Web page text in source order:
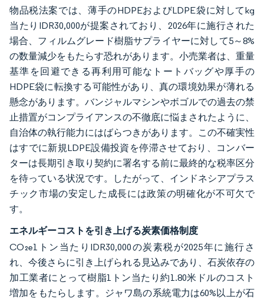
物品税法案では、薄手のHDPEおよびLDPE袋に対してkg
当たりIDR30,000が提案されており、2026年に施行された
場合、フィルムグレード樹脂サプライヤーに対して5～8%
の数量減少をもたらす恐れがあります。小売業者は、重量
基準を回避できる再利用可能なトートバッグや厚手の
HDPE袋に転換する可能性があり、真の環境効果が薄れる
懸念があります。バンジャルマシンやボゴルでの過去の禁
止措置がコンプライアンスの不徹底に悩まされたように、
自治体の執行能力にはばらつきがあります。この不確実性
はすでに新規LDPE設備投資を停滞させており、コンバー
ターは長期引き取り契約に署名する前に最終的な税率区分
を待っている状況です。したがって、インドネシアプラス
チック市場の安定した成長には政策の明確化が不可欠で
す。
エネルギーコストを引き上げる炭素価格制度
CO₂e1トン当たりIDR30,000の炭素税が2025年に施行さ
れ、今後さらに引き上げられる見込みであり、石炭依存の
加工業者にとって樹脂1トン当たり約1.80米ドルのコスト
増加をもたらします。ジャワ島の系統電力は60%以上が石